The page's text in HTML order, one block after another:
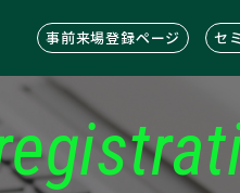
事前来場登録ページ セ